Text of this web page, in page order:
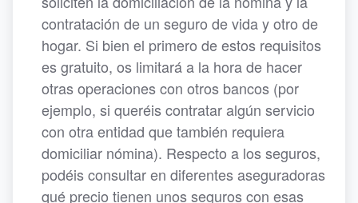
contratación de un seguro de vida y otro de
hogar. Si bien el primero de estos requisitos
es gratuito, os limitará a la hora de hacer
otras operaciones con otros bancos (por
ejemplo, si queréis contratar algún servicio
con otra entidad que también requiera
domiciliar nómina). Respecto a los seguros,
podéis consultar en diferentes aseguradoras
qué precio tienen unos seguros con esas